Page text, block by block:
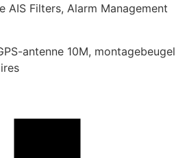
AIS Filters, Alarm Management
antenne 10M, montagebeugel